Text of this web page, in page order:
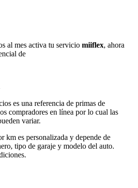
al mes activa tu servicio miiflex, ahora
de
es una referencia de primas de
compradores en línea por lo cual las
variar.
km es personalizada y depende de
tipo de garaje y modelo del auto.